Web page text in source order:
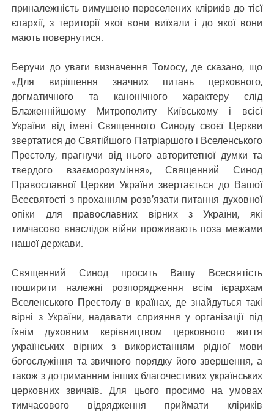
приналежність вимушено переселених кліриків до тієї
єпархії, з території якої вони виїхали і до якої вони
мають повернутися.
Беручи до уваги визначення Томосу, де сказано, що
«Для вирішення значних питань церковного,
догматичного та канонічного характеру слід
Блаженнійшому Митрополиту Київському і всієї
України від імені Священного Синоду своєї Церкви
звертатися до Святійшого Патріаршого і Вселенського
Престолу, прагнучи від нього авторитетної думки та
твердого взаєморозуміння», Священний Синод
Православної Церкви України звертається до Вашої
Всесвятості з проханням розв’язати питання духовної
опіки для православних вірних з України, які
тимчасово внаслідок війни проживають поза межами
нашої держави.
Священний Синод просить Вашу Всесвятість
поширити належні розпорядження всім ієрархам
Вселенського Престолу в країнах, де знайдуться такі
вірні з України, надавати сприяння у організації під
їхнім духовним керівництвом церковного життя
українських вірних з використанням рідної мови
богослужіння та звичного порядку його звершення, а
також з дотриманням інших благочестивих українських
церковних звичаїв. Для цього просимо на умовах
тимчасового відрядження приймати кліриків